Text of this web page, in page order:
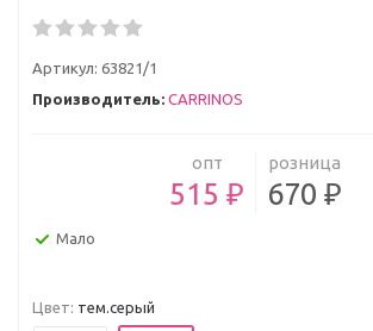
Артикул: 63821/1
Производитель: CARRINOS
опт
515 ₽
розница
670 ₽
Мало
Цвет: тем.серый